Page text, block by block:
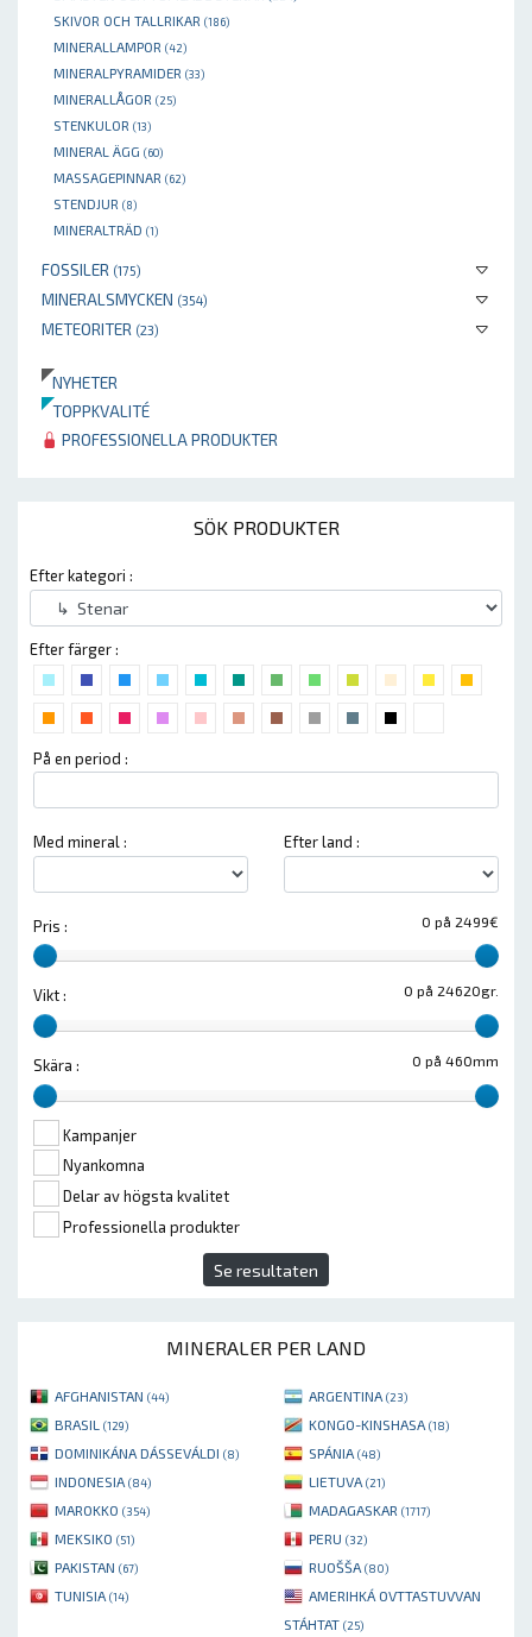
SKIVOR OCH TALLRIKAR (186)
MINERALLAMPOR (42)
MINERALPYRAMIDER (33)
MINERALLÅGOR (25)
STENKULOR (13)
MINERAL ÄGG (60)
MASSAGEPINNAR (62)
STENDJUR (8)
MINERALTRÄD (1)
FOSSILER (175)
MINERALSMYCKEN (354)
METEORITER (23)
NYHETER
TOPPKVALITÉ
PROFESSIONELLA PRODUKTER
SÖK PRODUKTER
Efter kategori :
Efter färger :
På en period :
Med mineral : Efter land :
0 på 2499€
Pris :
0 på 24620gr.
Vikt :
0 på 460mm
Skära :
Kampanjer
Nyankomna
Delar av högsta kvalitet
Professionella produkter
Se resultaten
MINERALER PER LAND
AFGHANISTAN (44) ARGENTINA (23)
BRASIL (129) KONGO-KINSHASA (18)
DOMINIKÁNA DÁSSEVÁLDI (8) SPÁNIA (48)
INDONESIA (84) LIETUVA (21)
MAROKKO (354) MADAGASKAR (1717)
MEKSIKO (51) PERU (32)
PAKISTAN (67) RUOŠŠA (80)
TUNISIA (14)
AMERIHKÁ OVTTASTUVVAN
STÁHTAT (25)